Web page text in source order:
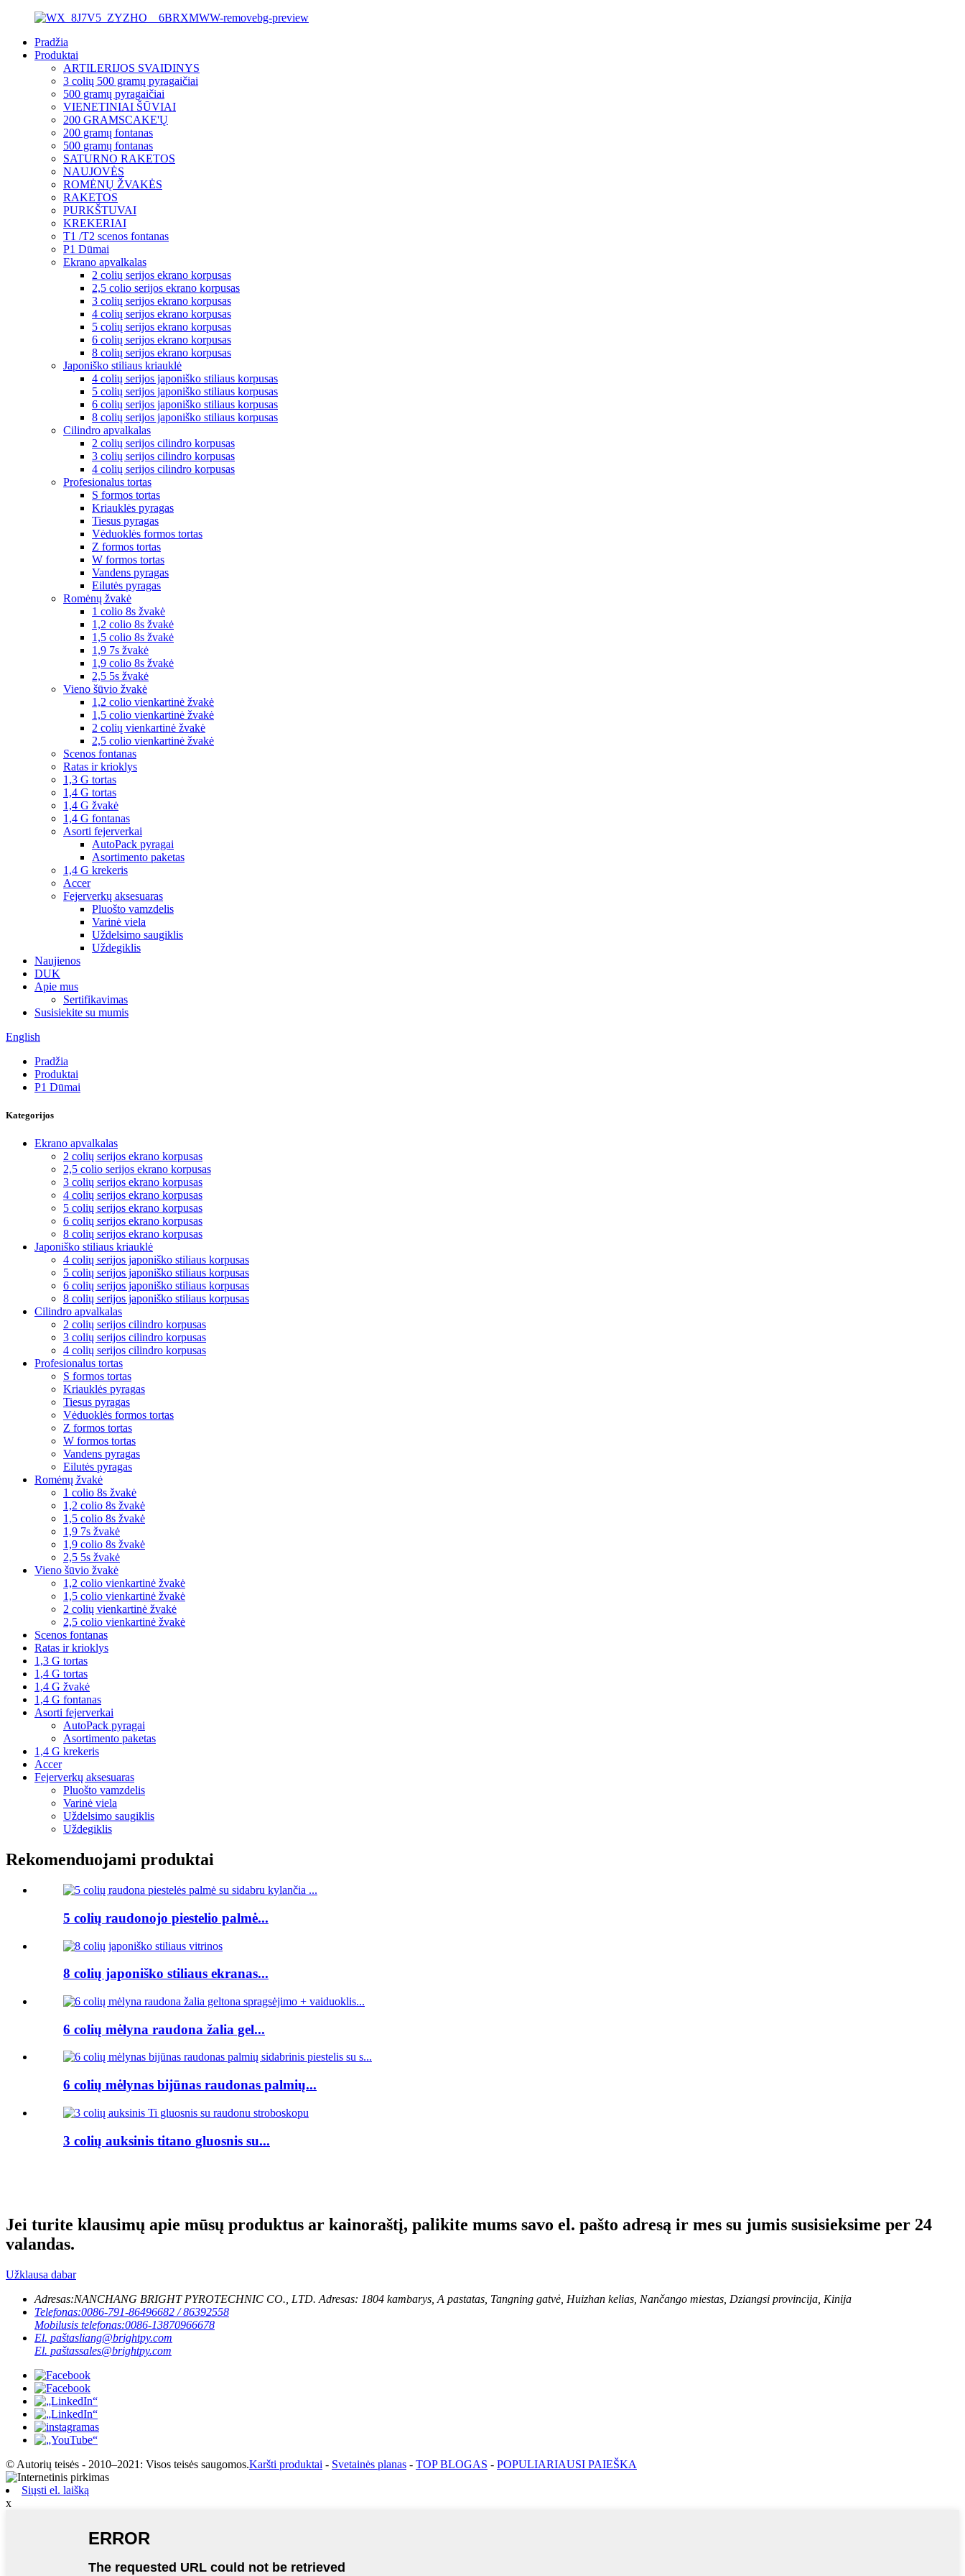
Pradžia
Produktai
ARTILERIJOS SVAIDINYS
3 colių 500 gramų pyragaičiai
500 gramų pyragaičiai
VIENETINIAI ŠŪVIAI
200 GRAMSCAKE'Ų
200 gramų fontanas
500 gramų fontanas
SATURNO RAKETOS
NAUJOVĖS
ROMĖNŲ ŽVAKĖS
RAKETOS
PURKŠTUVAI
KREKERIAI
T1 /T2 scenos fontanas
P1 Dūmai
Ekrano apvalkalas
2 colių serijos ekrano korpusas
2,5 colio serijos ekrano korpusas
3 colių serijos ekrano korpusas
4 colių serijos ekrano korpusas
5 colių serijos ekrano korpusas
6 colių serijos ekrano korpusas
8 colių serijos ekrano korpusas
Japoniško stiliaus kriauklė
4 colių serijos japoniško stiliaus korpusas
5 colių serijos japoniško stiliaus korpusas
6 colių serijos japoniško stiliaus korpusas
8 colių serijos japoniško stiliaus korpusas
Cilindro apvalkalas
2 colių serijos cilindro korpusas
3 colių serijos cilindro korpusas
4 colių serijos cilindro korpusas
Profesionalus tortas
S formos tortas
Kriauklės pyragas
Tiesus pyragas
Vėduoklės formos tortas
Z formos tortas
W formos tortas
Vandens pyragas
Eilutės pyragas
Romėnų žvakė
1 colio 8s žvakė
1,2 colio 8s žvakė
1,5 colio 8s žvakė
1,9 7s žvakė
1,9 colio 8s žvakė
2,5 5s žvakė
Vieno šūvio žvakė
1,2 colio vienkartinė žvakė
1,5 colio vienkartinė žvakė
2 colių vienkartinė žvakė
2,5 colio vienkartinė žvakė
Scenos fontanas
Ratas ir krioklys
1,3 G tortas
1,4 G tortas
1,4 G žvakė
1,4 G fontanas
Asorti fejerverkai
AutoPack pyragai
Asortimento paketas
1,4 G krekeris
Accer
Fejerverkų aksesuaras
Pluošto vamzdelis
Varinė viela
Uždelsimo saugiklis
Uždegiklis
Naujienos
DUK
Apie mus
Sertifikavimas
Susisiekite su mumis
English
Pradžia
Produktai
P1 Dūmai
Kategorijos
Ekrano apvalkalas
2 colių serijos ekrano korpusas
2,5 colio serijos ekrano korpusas
3 colių serijos ekrano korpusas
4 colių serijos ekrano korpusas
5 colių serijos ekrano korpusas
6 colių serijos ekrano korpusas
8 colių serijos ekrano korpusas
Japoniško stiliaus kriauklė
4 colių serijos japoniško stiliaus korpusas
5 colių serijos japoniško stiliaus korpusas
6 colių serijos japoniško stiliaus korpusas
8 colių serijos japoniško stiliaus korpusas
Cilindro apvalkalas
2 colių serijos cilindro korpusas
3 colių serijos cilindro korpusas
4 colių serijos cilindro korpusas
Profesionalus tortas
S formos tortas
Kriauklės pyragas
Tiesus pyragas
Vėduoklės formos tortas
Z formos tortas
W formos tortas
Vandens pyragas
Eilutės pyragas
Romėnų žvakė
1 colio 8s žvakė
1,2 colio 8s žvakė
1,5 colio 8s žvakė
1,9 7s žvakė
1,9 colio 8s žvakė
2,5 5s žvakė
Vieno šūvio žvakė
1,2 colio vienkartinė žvakė
1,5 colio vienkartinė žvakė
2 colių vienkartinė žvakė
2,5 colio vienkartinė žvakė
Scenos fontanas
Ratas ir krioklys
1,3 G tortas
1,4 G tortas
1,4 G žvakė
1,4 G fontanas
Asorti fejerverkai
AutoPack pyragai
Asortimento paketas
1,4 G krekeris
Accer
Fejerverkų aksesuaras
Pluošto vamzdelis
Varinė viela
Uždelsimo saugiklis
Uždegiklis
Rekomenduojami produktai
5 colių raudonojo piestelio palmė...
8 colių japoniško stiliaus ekranas...
6 colių mėlyna raudona žalia gel...
6 colių mėlynas bijūnas raudonas palmių...
3 colių auksinis titano gluosnis su...
Jei turite klausimų apie mūsų produktus ar kainoraštį, palikite mums savo el. pašto adresą ir mes su jumis susisieksime per 24
valandas.
Užklausa dabar
Adresas:NANCHANG BRIGHT PYROTECHNIC CO., LTD. Adresas: 1804 kambarys, A pastatas, Tangning gatvė, Huizhan kelias, Nančango miestas, Dziangsi provincija, Kinija
Telefonas:0086-791-86496682 / 86392558
Mobilusis telefonas:0086-13870966678
El. paštasliang@brightpy.com
El. paštassales@brightpy.com
© Autorių teisės - 2010–2021: Visos teisės saugomos.Karšti produktai - Svetainės planas - TOP BLOGAS - POPULIARIAUSI PAIEŠKA
Siųsti el. laišką
x